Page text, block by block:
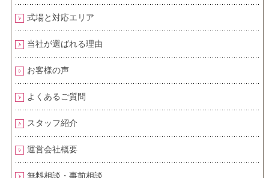
式場と対応エリア
当社が選ばれる理由
お客様の声
よくあるご質問
スタッフ紹介
運営会社概要
無料相談・事前相談